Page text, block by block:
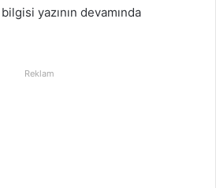
bilgisi yazının devamında
Reklam